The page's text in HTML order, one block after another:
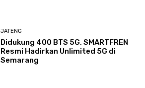
JATENG
Didukung 400 BTS 5G, SMARTFREN
Resmi Hadirkan Unlimited 5G di
Semarang